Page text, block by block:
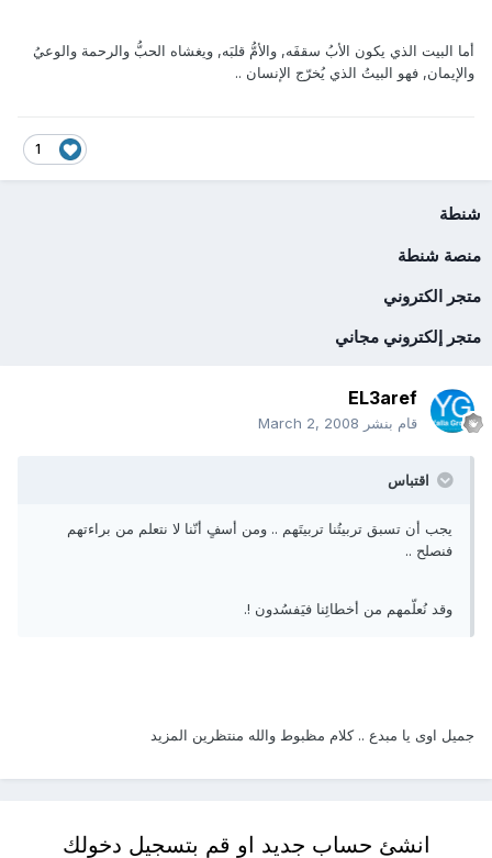
أما البيت الذي يكون الأبُ سقفَه, والأمُّ قلبَه, ويغشاه الحبُّ والرحمة والوعيُ
والإيمان, فهو البيتُ الذي يُخرّج الإنسان ..
شنطة
منصة شنطة
متجر الكتروني
متجر إلكتروني مجاني
EL3aref
قام بنشر March 2, 2008
اقتباس
يجب أن تسبق تربيتُنا تربيتَهم .. ومن أسفٍ أنّنا لا نتعلم من براءتهم
فنصلح ..
وقد نُعلّمهم من أخطائِنا فيَفسُدون !.
جميل اوى يا مبدع .. كلام مظبوط والله منتظرين المزيد
انشئ حساب جديد او قم بتسجيل دخولك